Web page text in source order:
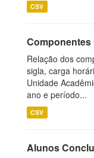
CSV
Relação dos
sigla, carga
Unidade
ano e período...
CSV
Alunos